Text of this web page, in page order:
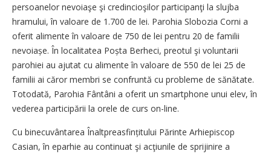
persoanelor nevoiaşe şi credincioşilor participanţi la slujba
hramului, în valoare de 1.700 de lei. Parohia Slobozia Corni a
oferit alimente în valoare de 750 de lei pentru 20 de familii
nevoiașe. În localitatea Poșta Berheci, preotul şi voluntarii
parohiei au ajutat cu alimente în valoare de 550 de lei 25 de
familii ai căror membri se confruntă cu probleme de sănătate.
Totodată, Parohia Fântâni a oferit un smartphone unui elev, în
vederea participării la orele de curs on-line.
Cu binecuvântarea Înaltpreasfințitului Părinte Arhiepiscop
Casian, în eparhie au continuat şi acţiunile de sprijinire a